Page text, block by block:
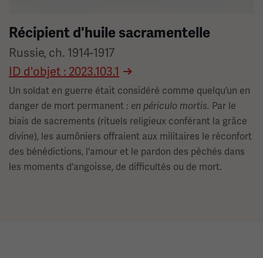
Récipient d'huile sacramentelle
Russie, ch. 1914-1917
ID d'objet : 2023.103.1
Un soldat en guerre était considéré comme quelqu’un en
danger de mort permanent : en périculo mortis. Par le
biais de sacrements (rituels religieux conférant la grâce
divine), les aumôniers offraient aux militaires le réconfort
des bénédictions, l'amour et le pardon des péchés dans
les moments d'angoisse, de difficultés ou de mort.